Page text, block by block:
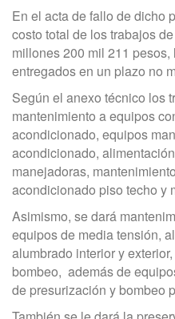
En el acta de fallo de dicho
costo total de los trabajos
millones 200 mil 211
entregados en un plazo no
Según el anexo técnico los
mantenimiento a equipos
acondicionado, equipos
acondicionado,
manejadoras,
acondicionado piso techo y
Asimismo, se dará
equipos de media tensión,
alumbrado interior y
bombeo, además de
de presurización y bombeo